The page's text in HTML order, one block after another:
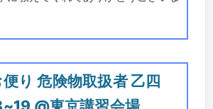
り 危険物取扱者 乙四